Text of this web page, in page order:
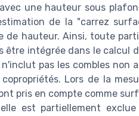
une hauteur sous
de la "carrez
de hauteur. Ainsi, toute
être intégrée dans le calcul
n'inclut pas les combles non
Lors de la
pris en compte comme
est partiellement